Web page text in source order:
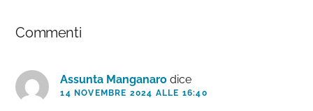
del
lettore
Commenti
Assunta Manganaro dice
14 NOVEMBRE 2024 ALLE 16:40